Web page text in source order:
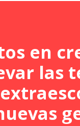
en
las